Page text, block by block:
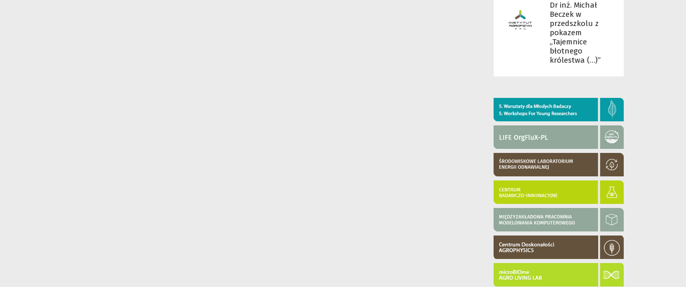
Dr inż. Michał
Beczek w
przedszkolu z
pokazem
„Tajemnice
błotnego
królestwa (…)”